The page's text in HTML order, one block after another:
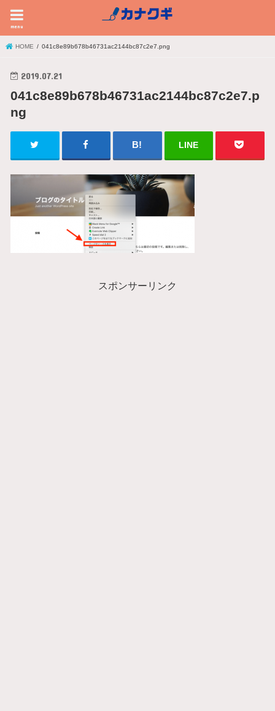
menu
HOME 041c8e89b678b46731ac2144bc87c2e7.png
2019.07.21
041c8e89b678b46731ac2144bc87c2e7.p
ng
LINE
スポンサーリンク